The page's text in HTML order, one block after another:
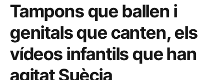
Tampons que ballen i
genitals que canten, els
vídeos infantils que han
agitat Suècia